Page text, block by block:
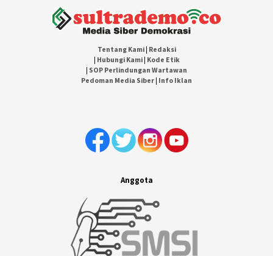
Tentang Kami| Redaksi
| Hubungi Kami| Kode Etik
| SOP Perlindungan Wartawan
Pedoman Media Siber | Info Iklan
Anggota